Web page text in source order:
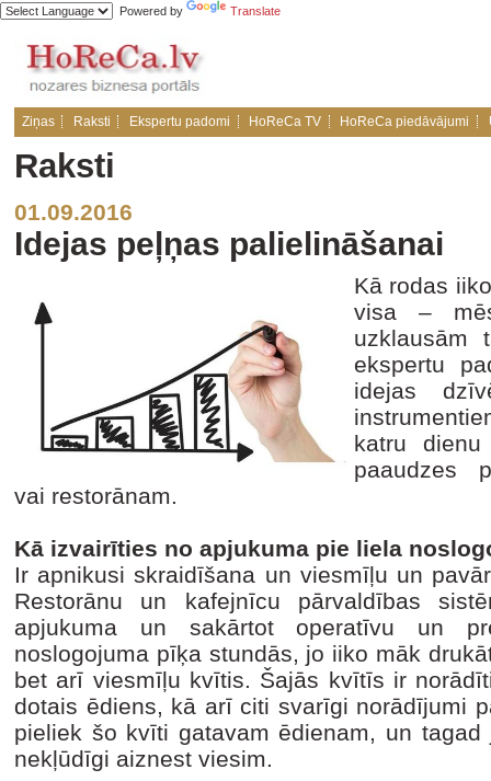
Powered by Translate
Ziņas Raksti Ekspertu padomi HoReCa TV HoReCa piedāvājumi
Raksti
01.09.2016
Idejas peļņas palielināšanai
Kā rodas
visa –
uzklausām
ekspertu
idejas
katru
paaudzes
vai restorānam.
Kā izvairīties no apjukuma pie liela
Ir apnikusi skraidīšana un viesmīļu un
Restorānu un kafejnīcu pārvaldības
apjukuma un sakārtot operatīvu un
noslogojuma pīķa stundās, jo iiko māk
bet arī viesmīļu kvītis. Šajās kvītīs ir
dotais ēdiens, kā arī citi svarīgi norādījumi
pieliek šo kvīti gatavam ēdienam, un
nekļūdīgi aiznest viesim.